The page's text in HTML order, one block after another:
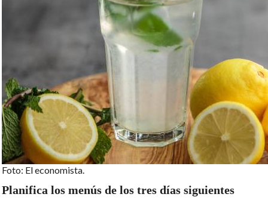
Foto: El economista.
Planifica los menús de los tres días siguientes